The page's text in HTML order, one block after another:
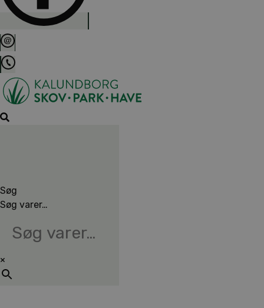
Søg
Søg varer…
×